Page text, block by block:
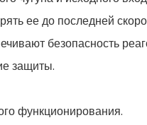
ее до последней
безопасность
защиты.
функционирования.